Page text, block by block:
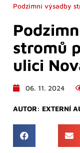
Podzimní výsadby
stromů
ulici
06. 11. 2024
AUTOR: EXTERNÍ